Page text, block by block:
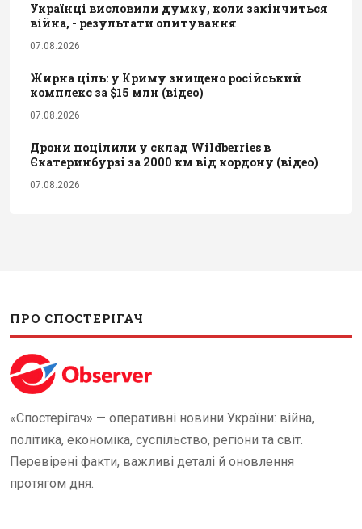
Українці висловили думку, коли закінчиться
війна, - результати опитування
07.08.2026
Жирна ціль: у Криму знищено російський
комплекс за $15 млн (відео)
07.08.2026
Дрони поцілили у склад Wildberries в
Єкатеринбурзі за 2000 км від кордону (відео)
07.08.2026
ПРО СПОСТЕРІГАЧ
«Спостерігач» — оперативні новини України: війна,
політика, економіка, суспільство, регіони та світ.
Перевірені факти, важливі деталі й оновлення
протягом дня.